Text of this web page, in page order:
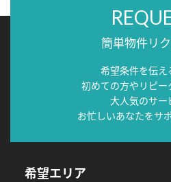
簡単物件リ
希望条件を伝え
初めての方やリピー
大人気のサー
お忙しいあなたをサ
希望エリア